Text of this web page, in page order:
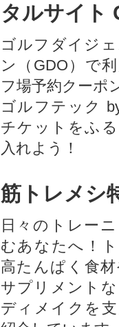
タルサイト
ゴルフダイジ
ン（GDO）で
フ場予約クーポ
ゴルフテック
チケットをふ
入れよう！
筋トレメシ
日々のトレー
むあなたへ！
高たんぱく食
サプリメント
ディメイクを